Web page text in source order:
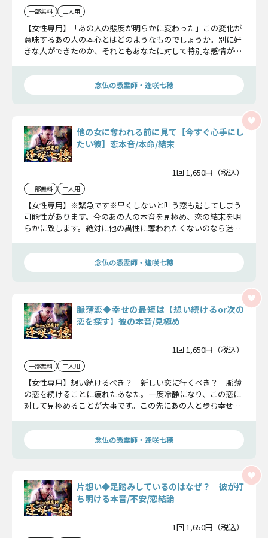
一部無料 二人用
【女性専用】「あの人の態度が明らかに変わった」この変化が
意味するあの人の本心とはどのようなものでしょうか。別に好
きな人ができたのか、それともあなたに対して特別な感情が芽
念仏の憑霊師・逢咲七穂
他の女に奪われる前に見て【今すぐ心手にし
たい彼】恋本音/本命/結末
1回 1,650円（税込）
一部無料 二人用
【女性専用】※緊急です※早くしないと叶う恋も逃してしまう
可能性があります。今のあの人の本音を見極め、恋の結末を明
らかに致します。絶対に他の異性に奪われたくないのなら迷っ
念仏の憑霊師・逢咲七穂
脈薄恋◆幸せの最短は【想い続けるor次の
恋を探す】彼の本音/見極め
1回 1,650円（税込）
一部無料 二人用
【女性専用】想い続けるべき？ 新しい恋に行くべき？ 脈薄
の恋を続けることに疲れたあなた。一度冷静になり、この恋に
対して見極めることが大事です。この先にあの人と歩む幸せな
念仏の憑霊師・逢咲七穂
片想い◆足踏みしているのはなぜ？ 彼が打
ち明ける本音/不安/恋結論
1回 1,650円（税込）